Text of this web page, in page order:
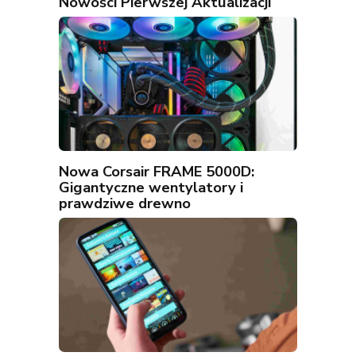
Nowa Corsair FRAME 5000D:
Gigantyczne wentylatory i
prawdziwe drewno